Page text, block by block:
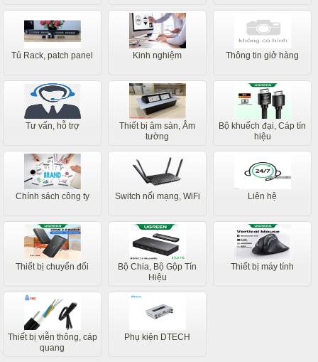
Tủ Rack, patch panel Kinh nghiệm Thông tin giở hàng
Tư vấn, hỗ trợ
Thiết bị âm sàn, Âm
tường
Bộ khuếch đại, Cáp tín
hiệu
Chính sách công ty Switch nối mạng, WiFi Liên hệ
Thiết bị chuyển đổi
Bộ Chia, Bộ Gộp Tín
Hiệu
Thiết bị máy tính
Thiết bị viễn thông, cáp
quang
Phụ kiện DTECH